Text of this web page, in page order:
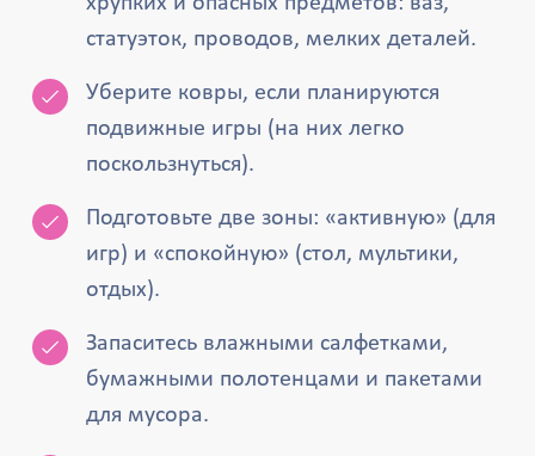
статуэток, проводов, мелких деталей.
Уберите ковры, если планируются
подвижные игры (на них легко
поскользнуться).
Подготовьте две зоны: «активную» (для
игр) и «спокойную» (стол, мультики,
отдых).
Запаситесь влажными салфетками,
бумажными полотенцами и пакетами
для мусора.